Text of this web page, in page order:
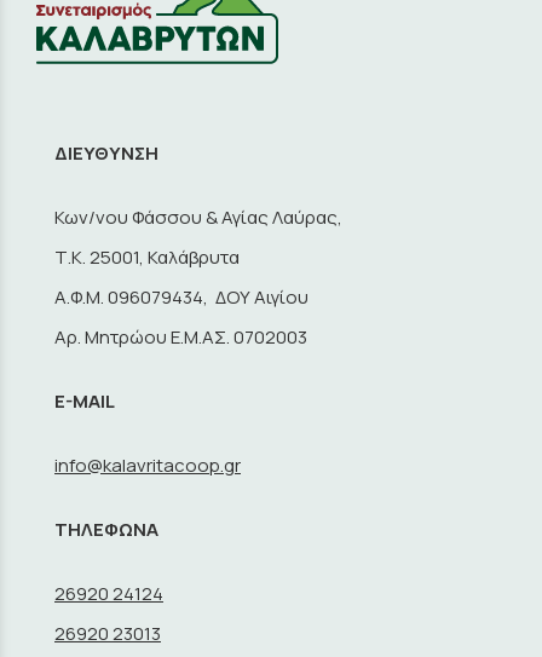
ΔΙΕΥΘΥΝΣΗ
Κων/νου Φάσσου & Αγίας Λαύρας,
Τ.Κ. 25001, Καλάβρυτα
A.Φ.Μ. 096079434, ΔΟΥ Αιγίου
Αρ. Μητρώου Ε.Μ.ΑΣ. 0702003
E-MAIL
info@kalavritacoop.gr
ΤΗΛΕΦΩΝΑ
26920 24124
26920 23013